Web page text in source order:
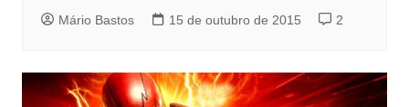
Mário Bastos 15 de outubro de 2015 2